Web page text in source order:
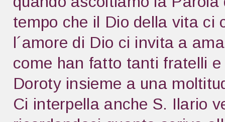
tempo che il Dio della vita ci
l´amore di Dio ci invita a
come han fatto tanti fratelli
Doroty insieme a una
Ci interpella anche S. Ilario